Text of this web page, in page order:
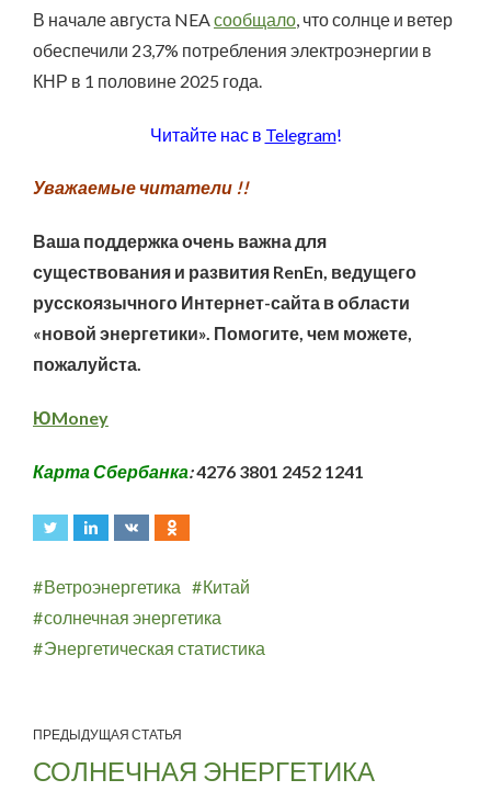
В начале августа NEAсообщало, что солнце и ветер
обеспечили 23,7% потребления электроэнергии в
КНР в 1 половине 2025 года.
Читайте нас в Telegram!
Уважаемые читатели !!
Ваша поддержка очень важна для
существования и развития RenEn, ведущего
русскоязычного Интернет-сайта в области
«новой энергетики». Помогите, чем можете,
пожалуйста.
ЮMoney
Карта Сбербанка:4276 3801 2452 1241
Ветроэнергетика
Китай
солнечная энергетика
Энергетическая статистика
ПРЕДЫДУЩАЯ СТАТЬЯ
СОЛНЕЧНАЯ ЭНЕРГЕТИКА